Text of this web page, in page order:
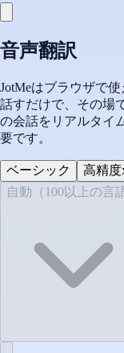
音声翻訳
JotMeはブラウザで
話すだけで、その場
の会話をリアルタイ
要です。
ベーシック 高精度
自動（100以上の言